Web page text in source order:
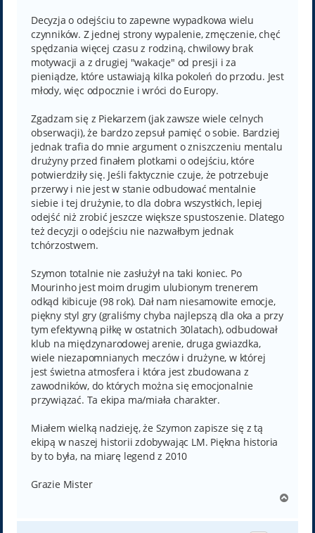
Decyzja o odejściu to zapewne wypadkowa wielu
czynników. Z jednej strony wypalenie, zmęczenie, chęć
spędzania więcej czasu z rodziną, chwilowy brak
motywacji a z drugiej "wakacje" od presji i za
pieniądze, które ustawiają kilka pokoleń do przodu. Jest
młody, więc odpocznie i wróci do Europy.
Zgadzam się z Piekarzem (jak zawsze wiele celnych
obserwacji), że bardzo zepsuł pamięć o sobie. Bardziej
jednak trafia do mnie argument o zniszczeniu mentalu
drużyny przed finałem plotkami o odejściu, które
potwierdziły się. Jeśli faktycznie czuje, że potrzebuje
przerwy i nie jest w stanie odbudować mentalnie
siebie i tej drużynie, to dla dobra wszystkich, lepiej
odejść niż zrobić jeszcze większe spustoszenie. Dlatego
też decyzji o odejściu nie nazwałbym jednak
tchórzostwem.
Szymon totalnie nie zasłużył na taki koniec. Po
Mourinho jest moim drugim ulubionym trenerem
odkąd kibicuje (98 rok). Dał nam niesamowite emocje,
piękny styl gry (graliśmy chyba najlepszą dla oka a przy
tym efektywną piłkę w ostatnich 30latach), odbudował
klub na międzynarodowej arenie, druga gwiazdka,
wiele niezapomnianych meczów i drużyne, w której
jest świetna atmosfera i która jest zbudowana z
zawodników, do których można się emocjonalnie
przywiązać. Ta ekipa ma/miała charakter.
Miałem wielką nadzieję, że Szymon zapisze się z tą
ekipą w naszej historii zdobywając LM. Piękna historia
by to była, na miarę legend z 2010
Grazie Mister
g